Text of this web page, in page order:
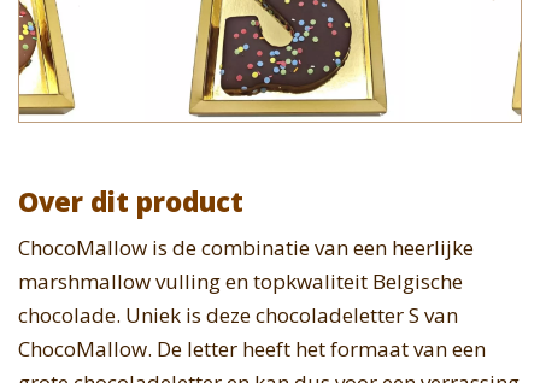
Over dit product
ChocoMallow is de combinatie van een heerlijke
marshmallow vulling en topkwaliteit Belgische
chocolade. Uniek is deze chocoladeletter S van
ChocoMallow. De letter heeft het formaat van een